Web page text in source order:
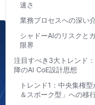
速さ
業務プロセスへの深い
シャドーAIのリスクと
限界
注目すべき3大トレンド
降のAI CoE設計思想
トレンド1：中央集権
＆スポーク型」への移